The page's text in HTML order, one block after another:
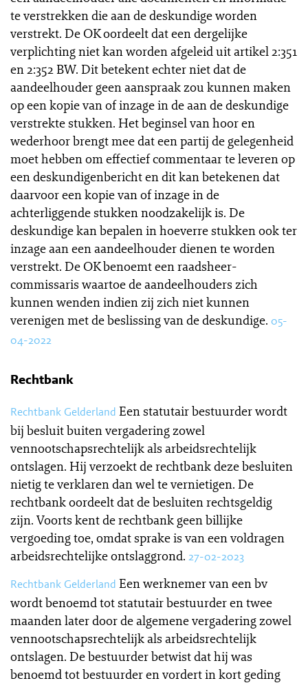
te verstrekken die aan de deskundige worden
verstrekt. De OK oordeelt dat een dergelijke
verplichting niet kan worden afgeleid uit artikel 2:351
en 2:352 BW. Dit betekent echter niet dat de
aandeelhouder geen aanspraak zou kunnen maken
op een kopie van of inzage in de aan de deskundige
verstrekte stukken. Het beginsel van hoor en
wederhoor brengt mee dat een partij de gelegenheid
moet hebben om effectief commentaar te leveren op
een deskundigenbericht en dit kan betekenen dat
daarvoor een kopie van of inzage in de
achterliggende stukken noodzakelijk is. De
deskundige kan bepalen in hoeverre stukken ook ter
inzage aan een aandeelhouder dienen te worden
verstrekt. De OK benoemt een raadsheer-
commissaris waartoe de aandeelhouders zich
kunnen wenden indien zij zich niet kunnen
verenigen met de beslissing van de deskundige. 05-
04-2022
Rechtbank
Rechtbank Gelderland Een statutair bestuurder wordt
bij besluit buiten vergadering zowel
vennootschapsrechtelijk als arbeidsrechtelijk
ontslagen. Hij verzoekt de rechtbank deze besluiten
nietig te verklaren dan wel te vernietigen. De
rechtbank oordeelt dat de besluiten rechtsgeldig
zijn. Voorts kent de rechtbank geen billijke
vergoeding toe, omdat sprake is van een voldragen
arbeidsrechtelijke ontslaggrond. 27-02-2023
Rechtbank Gelderland Een werknemer van een bv
wordt benoemd tot statutair bestuurder en twee
maanden later door de algemene vergadering zowel
vennootschapsrechtelijk als arbeidsrechtelijk
ontslagen. De bestuurder betwist dat hij was
benoemd tot bestuurder en vordert in kort geding